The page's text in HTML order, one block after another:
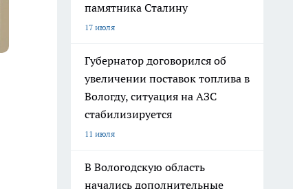
памятника Сталину
17 июля
Губернатор договорился об
увеличении поставок топлива в
Вологду, ситуация на АЗС
стабилизируется
11 июля
В Вологодскую область
начались дополнительные